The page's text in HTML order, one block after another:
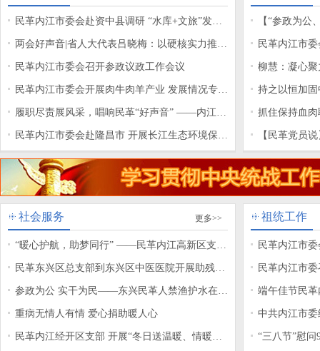
民革内江市委会赴资中县调研 “水库+文旅”发展
工作
两会好声音|省人大代表吕晓梅：以硬核实力推动
四川核医疗产业“出圈”
民革内江市委会召开参政议政工作会议
民革内江市委会开展肉牛肉羊产业 发展情况专题
调研
履职尽责展风采，唱响民革“好声音” ——内江民
革党员中的代表、委员积
民革内江市委会赴隆昌市 开展长江生态环境保护
民主监督专题调研
【“参政为公
入学习习近
民革内江市
学习交流活动
柳慧：凝心
持之以恒加
变中国的启
抓住保持血
变中国的启
社会服务 更多>>
“暖心护航，助梦同行” ——民革内江高新区支部
开展爱心助考行动
民革东兴区总支部到东兴区中医医院开展助残日
暖心慰问活动
参政为公 实干为民——东兴民革人禁渔护水在行
动
重病无情人有情 爱心捐助暖人心
民革内江经开区支部 开展“冬日送温暖、情暖敬
祖统工作
民革内江市
民革内江市
义教育座谈会
端午佳节民
中共内江市
老人
“三八节”慰